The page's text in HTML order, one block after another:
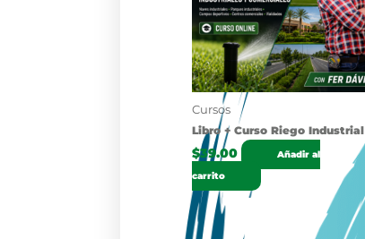
Cursos
Libro + Curso Riego Industrial
$39.00
Añadir al
carrito